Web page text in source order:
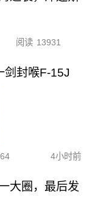
阅读 13931
剑封喉F-15J
4小时前
大圈，最后发